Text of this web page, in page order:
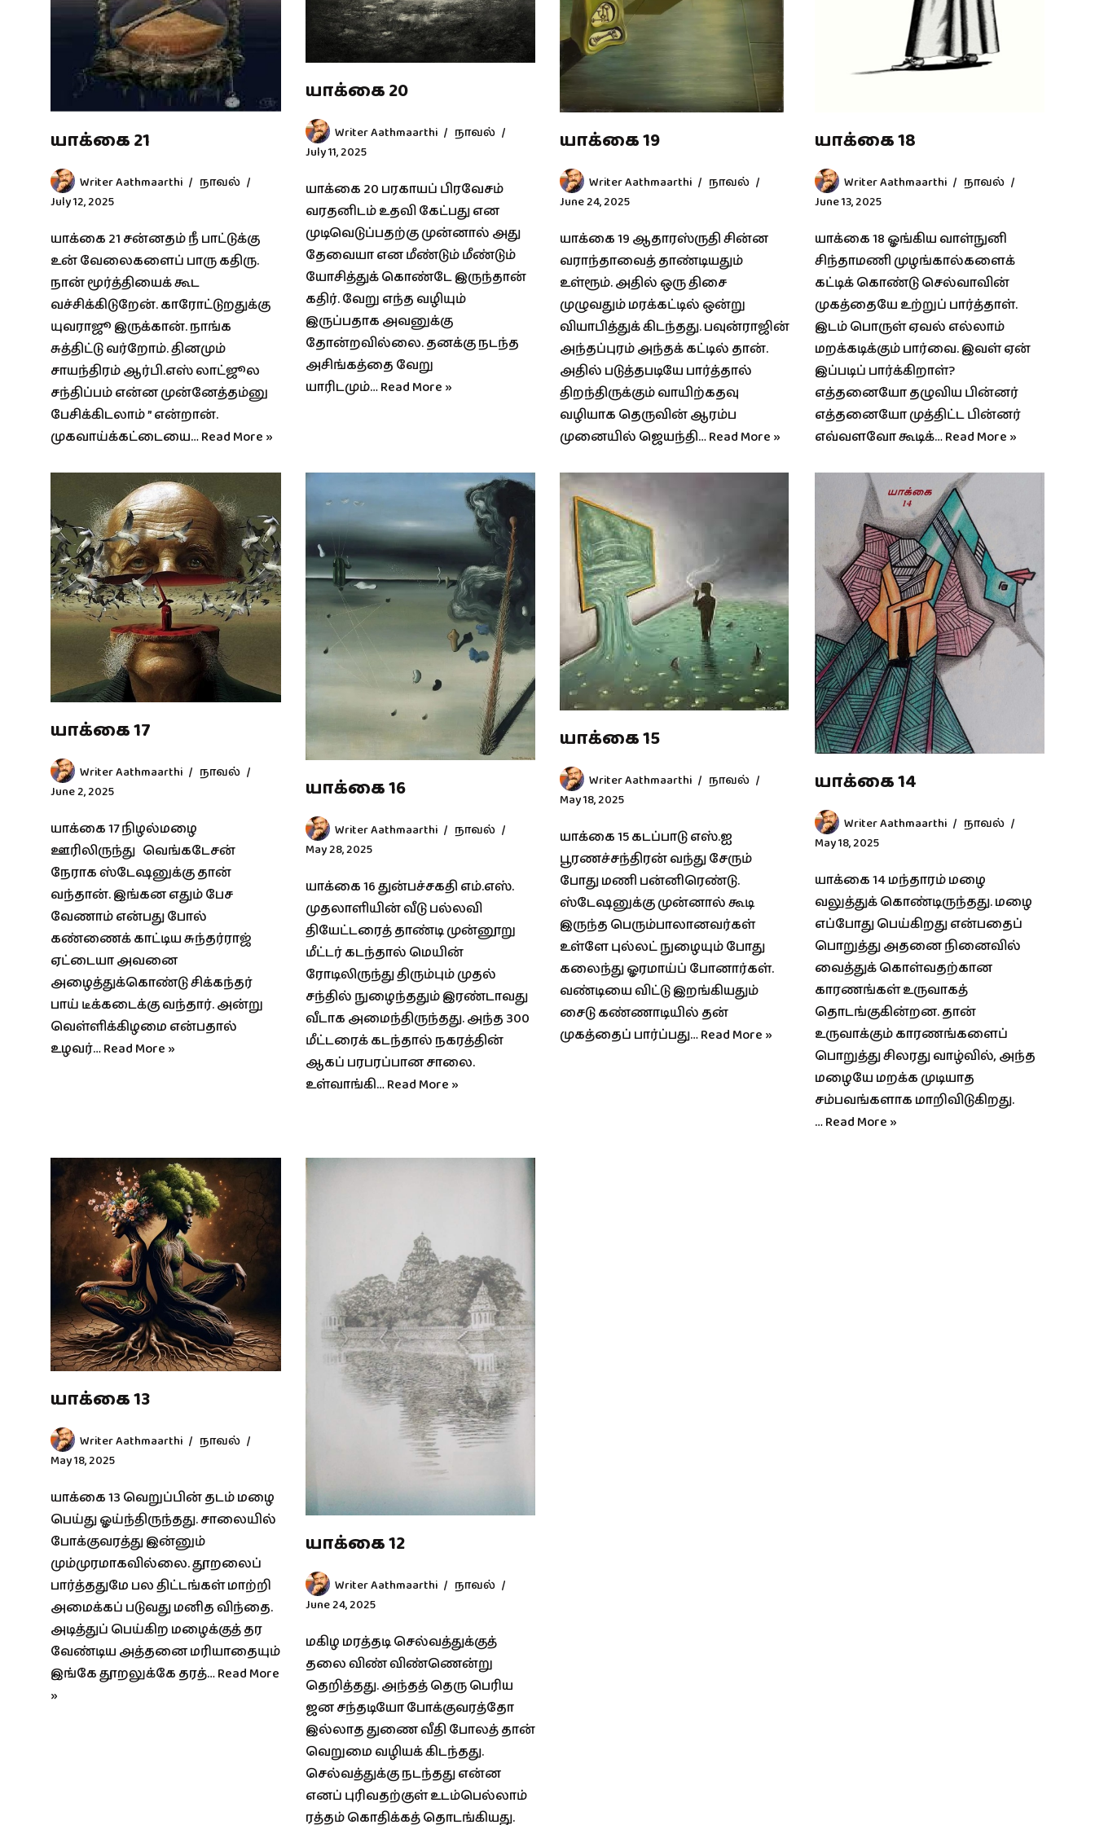
யாக்கை 21
Writer Aathmaarthi
நாவல்
July 12, 2025
யாக்கை 21 சன்னதம் நீ பாட்டுக்கு
உன் வேலைகளைப் பாரு கதிரு.
நான் மூர்த்தியைக் கூட
வச்சிக்கிடுறேன். காரோட்டுறதுக்கு
யுவராஜூ இருக்கான். நாங்க
சுத்திட்டு வர்றோம். தினமும்
சாயந்திரம் ஆர்பி.எஸ் லாட்ஜூல
சந்திப்பம் என்ன முன்னேத்தம்னு
பேசிக்கிடலாம் ” என்றான்.
முகவாய்க்கட்டையை…Read More »
யாக்கை 20
Writer Aathmaarthi
நாவல்
July 11, 2025
யாக்கை 20 பரகாயப் பிரவேசம்
வரதனிடம் உதவி கேட்பது என
முடிவெடுப்பதற்கு முன்னால் அது
தேவையா என மீண்டும் மீண்டும்
யோசித்துக் கொண்டே இருந்தான்
கதிர். வேறு எந்த வழியும்
இருப்பதாக அவனுக்கு
தோன்றவில்லை. தனக்கு நடந்த
அசிங்கத்தை வேறு
யாரிடமும்…Read More »
யாக்கை 19
Writer Aathmaarthi
நாவல்
June 24, 2025
யாக்கை 19 ஆதாரஸ்ருதி சின்ன
வராந்தாவைத் தாண்டியதும்
உள்ரூம். அதில் ஒரு திசை
முழுவதும் மரக்கட்டில் ஒன்று
வியாபித்துக் கிடந்தது. பவுன்ராஜின்
அந்தப்புரம் அந்தக் கட்டில் தான்.
அதில் படுத்தபடியே பார்த்தால்
திறந்திருக்கும் வாயிற்கதவு
வழியாக தெருவின் ஆரம்ப
முனையில் ஜெயந்தி…Read More »
யாக்கை 18
Writer Aathmaarthi
நாவல்
June 13, 2025
யாக்கை 18 ஓங்கிய வாள்நுனி
சிந்தாமணி முழங்கால்களைக்
கட்டிக் கொண்டு செல்வாவின்
முகத்தையே உற்றுப் பார்த்தாள்.
இடம் பொருள் ஏவல் எல்லாம்
மறக்கடிக்கும் பார்வை. இவள் ஏன்
இப்படிப் பார்க்கிறாள்?
எத்தனையோ தழுவிய பின்னர்
எத்தனையோ முத்திட்ட பின்னர்
எவ்வளவோ கூடிக்…Read More »
யாக்கை 17
Writer Aathmaarthi
நாவல்
June 2, 2025
யாக்கை 17 நிழல்மழை
ஊரிலிருந்து வெங்கடேசன்
நேராக ஸ்டேஷனுக்கு தான்
வந்தான். இங்கன எதும் பேச
வேணாம் என்பது போல்
கண்ணைக் காட்டிய சுந்தர்ராஜ்
ஏட்டையா அவனை
அழைத்துக்கொண்டு சிக்கந்தர்
பாய் டீக்கடைக்கு வந்தார். அன்று
வெள்ளிக்கிழமை என்பதால்
உழவர்…Read More »
யாக்கை 16
Writer Aathmaarthi
நாவல்
May 28, 2025
யாக்கை 16 துன்பச்சகதி எம்.எஸ்.
முதலாளியின் வீடு பல்லவி
தியேட்டரைத் தாண்டி முன்னூறு
மீட்டர் கடந்தால் மெயின்
ரோடிலிருந்து திரும்பும் முதல்
சந்தில் நுழைந்ததும் இரண்டாவது
வீடாக அமைந்திருந்தது. அந்த 300
மீட்டரைக் கடந்தால் நகரத்தின்
ஆகப் பரபரப்பான சாலை.
உள்வாங்கி…Read More »
யாக்கை 15
Writer Aathmaarthi
நாவல்
May 18, 2025
யாக்கை 15 கடப்பாடு எஸ்.ஐ
பூரணச்சந்திரன் வந்து சேரும்
போது மணி பன்னிரெண்டு.
ஸ்டேஷனுக்கு முன்னால் கூடி
இருந்த பெரும்பாலானவர்கள்
உள்ளே புல்லட் நுழையும் போது
கலைந்து ஓரமாய்ப் போனார்கள்.
வண்டியை விட்டு இறங்கியதும்
சைடு கண்ணாடியில் தன்
முகத்தைப் பார்ப்பது…Read More »
யாக்கை 14
Writer Aathmaarthi
நாவல்
May 18, 2025
யாக்கை 14 மந்தாரம் மழை
வலுத்துக் கொண்டிருந்தது. மழை
எப்போது பெய்கிறது என்பதைப்
பொறுத்து அதனை நினைவில்
வைத்துக் கொள்வதற்கான
காரணங்கள் உருவாகத்
தொடங்குகின்றன. தான்
உருவாக்கும் காரணங்களைப்
பொறுத்து சிலரது வாழ்வில், அந்த
மழையே மறக்க முடியாத
சம்பவங்களாக மாறிவிடுகிறது.
…Read More »
யாக்கை 13
Writer Aathmaarthi
நாவல்
May 18, 2025
யாக்கை 13 வெறுப்பின் தடம் மழை
பெய்து ஓய்ந்திருந்தது. சாலையில்
போக்குவரத்து இன்னும்
மும்முரமாகவில்லை. தூறலைப்
பார்த்ததுமே பல திட்டங்கள் மாற்றி
அமைக்கப் படுவது மனித விந்தை.
அடித்துப் பெய்கிற மழைக்குத் தர
வேண்டிய அத்தனை மரியாதையும்
இங்கே தூறலுக்கே தரத்…Read More
»
யாக்கை 12
Writer Aathmaarthi
நாவல்
June 24, 2025
மகிழ மரத்தடி செல்வத்துக்குத்
தலை விண் விண்ணென்று
தெறித்தது. அந்தத் தெரு பெரிய
ஜன சந்தடியோ போக்குவரத்தோ
இல்லாத துணை வீதி போலத் தான்
வெறுமை வழியக் கிடந்தது.
செல்வத்துக்கு நடந்தது என்ன
எனப் புரிவதற்குள் உடம்பெல்லாம்
ரத்தம் கொதிக்கத் தொடங்கியது.